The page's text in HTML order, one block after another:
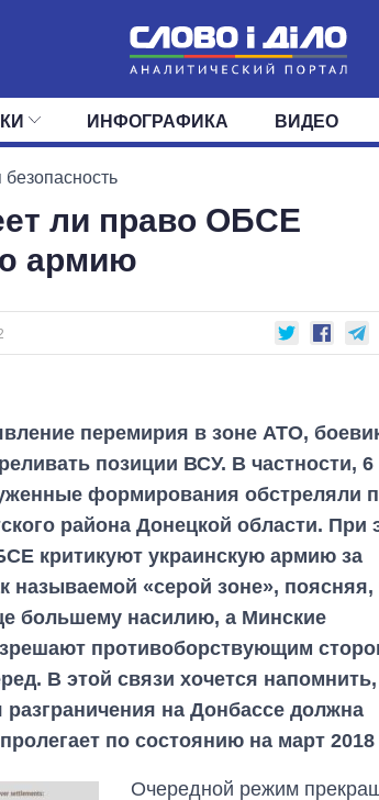
ЛЕНТА СОБЫТИЯ
ПОЛИТИКА ЭКОНОМИКА ОБЩЕСТВО
ВЕРХОВНАЯ РАДА
ДЕПУТАТЫ КОМИТЕТЫ ФРАКЦИИ
ИНФОГРАФИКА ВИДЕО
ли право ОБСЕ
армию
перемирия в зоне АТО,
позиции ВСУ. В частности, 6
формирования обстреляли
района Донецкой области. При
критикуют украинскую армию за
называемой «серой зоне», поясняя,
большему насилию, а Минские
противоборствующим
В этой связи хочется напомнить,
на Донбассе должна
по состоянию на март 2018
Очередной режим